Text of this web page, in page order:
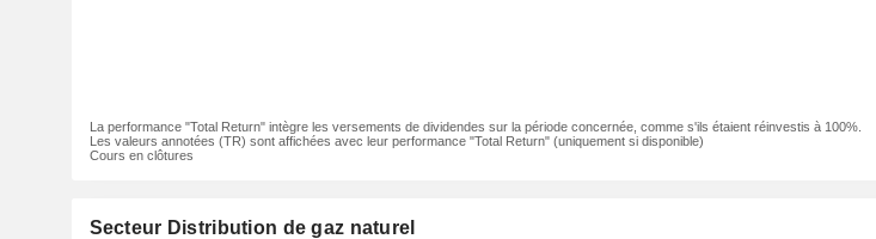
La performance "Total Return" intègre les versements de dividendes sur la période concernée, comme s'ils étaient réinvestis à 100%.
Les valeurs annotées (TR) sont affichées avec leur performance "Total Return" (uniquement si disponible)
Cours en clôtures
Secteur Distribution de gaz naturel